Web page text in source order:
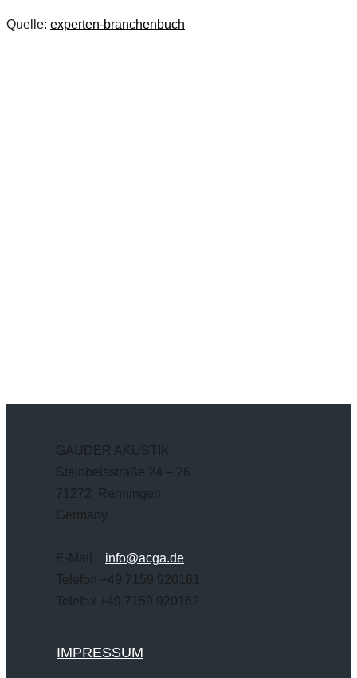
Quelle: experten-branchenbuch
GAUDER AKUSTIK
Steinbeisstraße 24 – 26
71272 Renningen
Germany
E-Mail info@acga.de
Telefon +49 7159 920161
Telefax +49 7159 920162
IMPRESSUM